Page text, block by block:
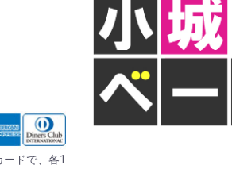
ドで、各1